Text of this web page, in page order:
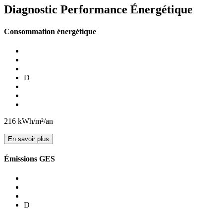
Diagnostic Performance Énergétique
Consommation énergétique
D
216 kWh/m²/an
En savoir plus
Émissions GES
D